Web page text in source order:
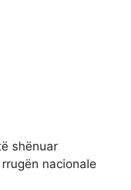
shënuar
nacionale